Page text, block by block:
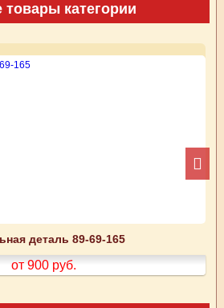
товары категории
деталь 89-69-165
от 900 руб.